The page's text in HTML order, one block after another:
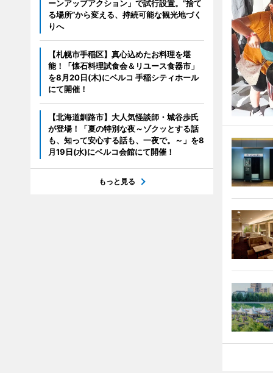
ーンアップアクション」で試行設置。”捨て
る場所”から変える、持続可能な観光地づく
りへ
【札幌市手稲区】真心込めたお料理を堪
能！「懐石料理試食会＆リユース食器市」
を8月20日(木)にベルコ 手稲シティホール
にて開催！
【北海道釧路市】大人気怪談師・城谷歩氏
が登場！「夏の特別な夜～ゾクッとする話
も、知って安心する話も、一夜で。～」を8
月19日(水)にベルコ会館にて開催！
もっと見る